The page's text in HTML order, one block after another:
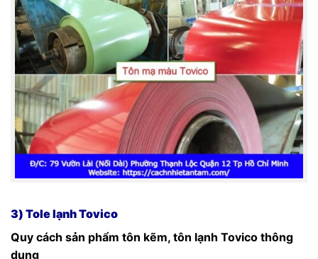
3) Tole lạnh Tovico
Quy cách sản phẩm tôn kẽm, tôn lạnh Tovico thông
dụng